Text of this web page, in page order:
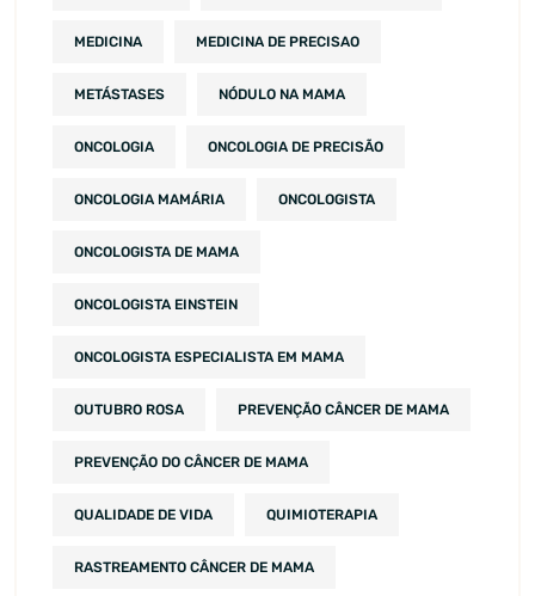
MEDICINA MEDICINA DE PRECISAO
METÁSTASES NÓDULO NA MAMA
ONCOLOGIA ONCOLOGIA DE PRECISÃO
ONCOLOGIA MAMÁRIA ONCOLOGISTA
ONCOLOGISTA DE MAMA
ONCOLOGISTA EINSTEIN
ONCOLOGISTA ESPECIALISTA EM MAMA
OUTUBRO ROSA PREVENÇÃO CÂNCER DE MAMA
PREVENÇÃO DO CÂNCER DE MAMA
QUALIDADE DE VIDA QUIMIOTERAPIA
RASTREAMENTO CÂNCER DE MAMA